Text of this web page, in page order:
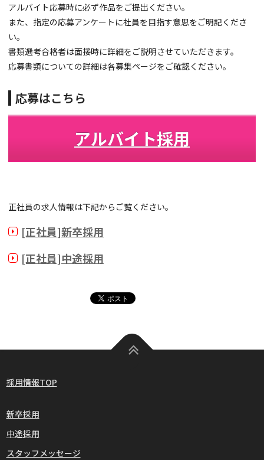
アルバイト応募時に必ず作品をご提出ください。
また、指定の応募アンケートに社員を目指す意思をご明記くださ
い。
書類選考合格者は面接時に詳細をご説明させていただきます。
応募書類についての詳細は各募集ページをご確認ください。
応募はこちら
アルバイト採用
正社員の求人情報は下記からご覧ください。
[正社員]新卒採用
[正社員]中途採用
採用情報TOP
新卒採用
中途採用
スタッフメッセージ